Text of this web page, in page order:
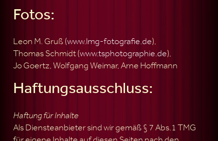
Fotos:
Leon M. Gruß (www.lmg-fotografie.de),
Thomas Schmidt (www.tsphotographie.de),
Jo Goertz, Wolfgang Weimar, Arne Hoffmann
Haftungsausschluss:
Haftung für Inhalte
Als Diensteanbieter sind wir gemäß § 7 Abs.1 TMG